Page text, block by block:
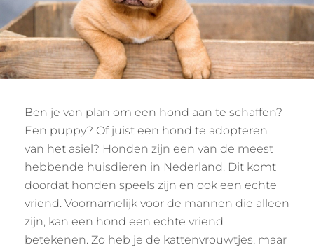
Ben je van plan om een hond aan te schaffen?
Een puppy? Of juist een hond te adopteren
van het asiel? Honden zijn een van de meest
hebbende huisdieren in Nederland. Dit komt
doordat honden speels zijn en ook een echte
vriend. Voornamelijk voor de mannen die alleen
zijn, kan een hond een echte vriend
betekenen. Zo heb je de kattenvrouwtjes, maar